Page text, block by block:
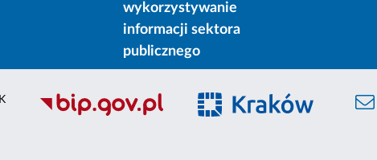
wykorzystywanie
informacji sektora
publicznego